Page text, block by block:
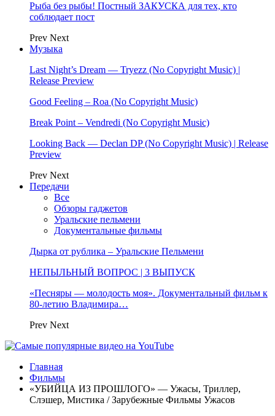
Рыба без рыбы! Постный ЗАКУСКА для тех, кто
соблюдает пост
Prev Next
Музыка
Last Night’s Dream — Tryezz (No Copyright Music) |
Release Preview
Good Feeling – Roa (No Copyright Music)
Break Point – Vendredi (No Copyright Music)
Looking Back — Declan DP (No Copyright Music) | Release
Preview
Prev Next
Передачи
Все
Обзоры гаджетов
Уральские пельмени
Документальные фильмы
Дырка от рублика – Уральские Пельмени
НЕПЫЛЬНЫЙ ВОПРОС | 3 ВЫПУСК
«Песняры — молодость моя». Документальный фильм к
80-летию Владимира…
Prev Next
Главная
Фильмы
«УБИЙЦА ИЗ ПРОШЛОГО» — Ужасы, Триллер,
Слэшер, Мистика / Зарубежные Фильмы Ужасов